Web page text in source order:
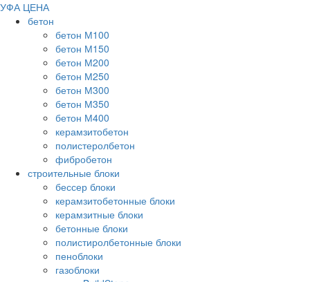
УФА ЦЕНА
бетон
бетон М100
бетон М150
бетон М200
бетон М250
бетон М300
бетон М350
бетон М400
керамзитобетон
полистеролбетон
фибробетон
строительные блоки
бессер блоки
керамзитобетонные блоки
керамзитные блоки
бетонные блоки
полистиролбетонные блоки
пеноблоки
газоблоки